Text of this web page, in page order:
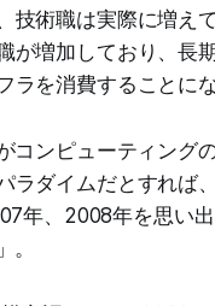
術職は実際に増え
が増加しており、長
を消費することにな
コンピューティング
ラダイムだとすれば
年、2008年を思い